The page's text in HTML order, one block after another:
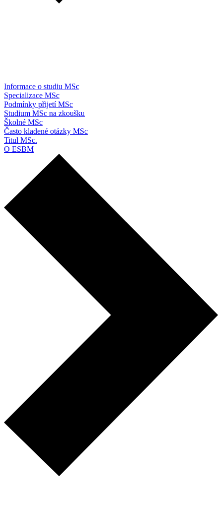
Informace o studiu MSc
Specializace MSc
Podmínky přijetí MSc
Studium MSc na zkoušku
Školné MSc
Často kladené otázky MSc
Titul MSc.
O ESBM